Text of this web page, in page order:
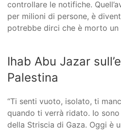
controllare le notifiche.
per milioni di persone, è
potrebbe dirci che è morto un
Ihab Abu Jazar
Palestina
“Ti senti vuoto, isolato, ti
quando ti verrà ridato. Io
della Striscia di Gaza. Oggi è